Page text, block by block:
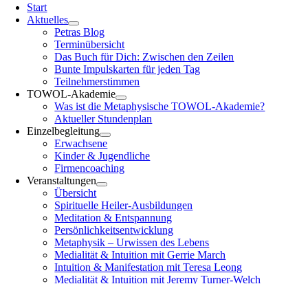
Start
Aktuelles
Petras Blog
Terminübersicht
Das Buch für Dich: Zwischen den Zeilen
Bunte Impulskarten für jeden Tag
Teilnehmerstimmen
TOWOL-Akademie
Was ist die Metaphysische TOWOL-Akademie?
Aktueller Stundenplan
Einzelbegleitung
Erwachsene
Kinder & Jugendliche
Firmencoaching
Veranstaltungen
Übersicht
Spirituelle Heiler-Ausbildungen
Meditation & Entspannung
Persönlichkeitsentwicklung
Metaphysik – Urwissen des Lebens
Medialität & Intuition mit Gerrie March
Intuition & Manifestation mit Teresa Leong
Medialität & Intuition mit Jeremy Turner-Welch